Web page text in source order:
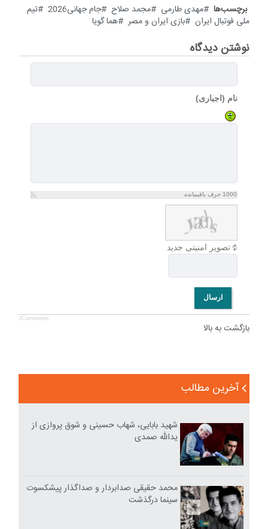
برچسب‌ها مهدی طارمی مجمد صلاح جام جهانی2026
تیم
ملی فوتبال ایران
بازی ایران و مصر هما گویا
نوشتن دیدگاه
نام (اجباری)
1000 حرف باقیمانده
تصویر امنیتی جدید
ارسال
JComments
بازگشت به بالا
آخرین مطالب
شهید بابایی، شهاب حسینی و شوق پروازی از
یدالله صمدی
محمد حقیقی صدابردار و صداگذار پیشکسوت
سینما درگذشت